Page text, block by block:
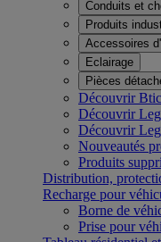
Conduits et
Produits
Accessoires
Eclairage
Pièces
Découvrir
Découvrir
Découvrir
Nouveautés
Produits
Distribution,
Recharge pour
Borne de
Prise pour